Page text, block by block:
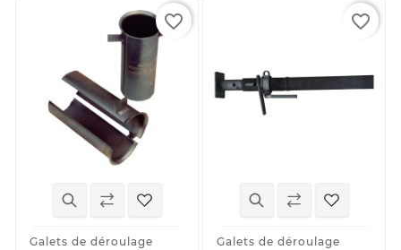
Galets de déroulage
favorite_border
Galets de déroulage
favorite_border